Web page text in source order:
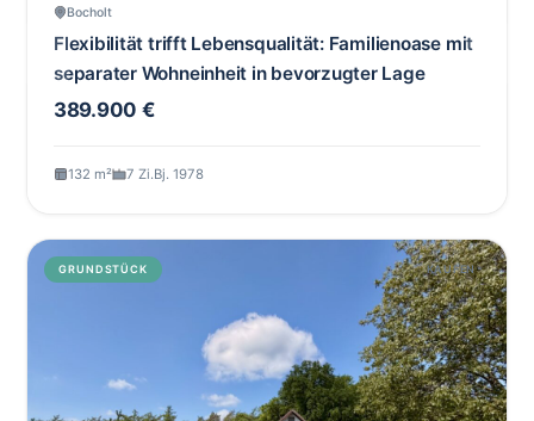
Bocholt
Flexibilität trifft Lebensqualität: Familienoase mit
separater Wohneinheit in bevorzugter Lage
389.900 €
132 m² 7 Zi.Bj. 1978
GRUNDSTÜCK KAUFEN